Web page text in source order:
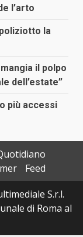
l’arto
la
il polpo
dell’estate”
più accessi
Feed
S.r.l.
di Roma al